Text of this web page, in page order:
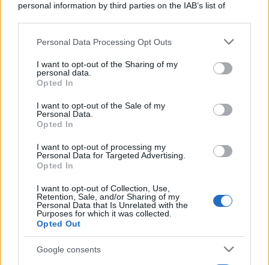
personal information by third parties on the IAB’s list of
This information may also be disclosed by us to third parties
disclose it to other third parties.
Please note that this website/app uses one or more Google
services and may gather and store information including but
not limited to your visit or usage behaviour. You may click to
grant or deny consent to Google and its third-party tags to
consent section.
Personal Data Processing Opt Outs
I want to opt-out of the Sharing of my
personal data.
Opted In
I want to opt-out of the Sale of my
Personal Data.
Opted In
I want to opt-out of processing my
Personal Data for Targeted Advertising.
Opted In
I want to opt-out of Collection, Use,
Retention, Sale, and/or Sharing of my
Personal Data that Is Unrelated with the
Purposes for which it was collected.
Opted Out
Google consents
Motociclismo /
Raúl Fernández vince il Gp di Gran
Bretagna davanti a Martin e Bezzecchi
Il libro /La letteratura che racconta l’estate
L’evento /Premio Dessì 2026, Villacidro si accende di
cultura